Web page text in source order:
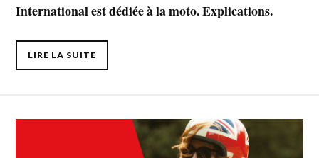
International est dédiée à la moto. Explications.
LIRE LA SUITE